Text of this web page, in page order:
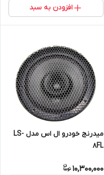
افزودن به سبد
میدرنج خودرو ال اس مدل LS-
8FL
10,300,000